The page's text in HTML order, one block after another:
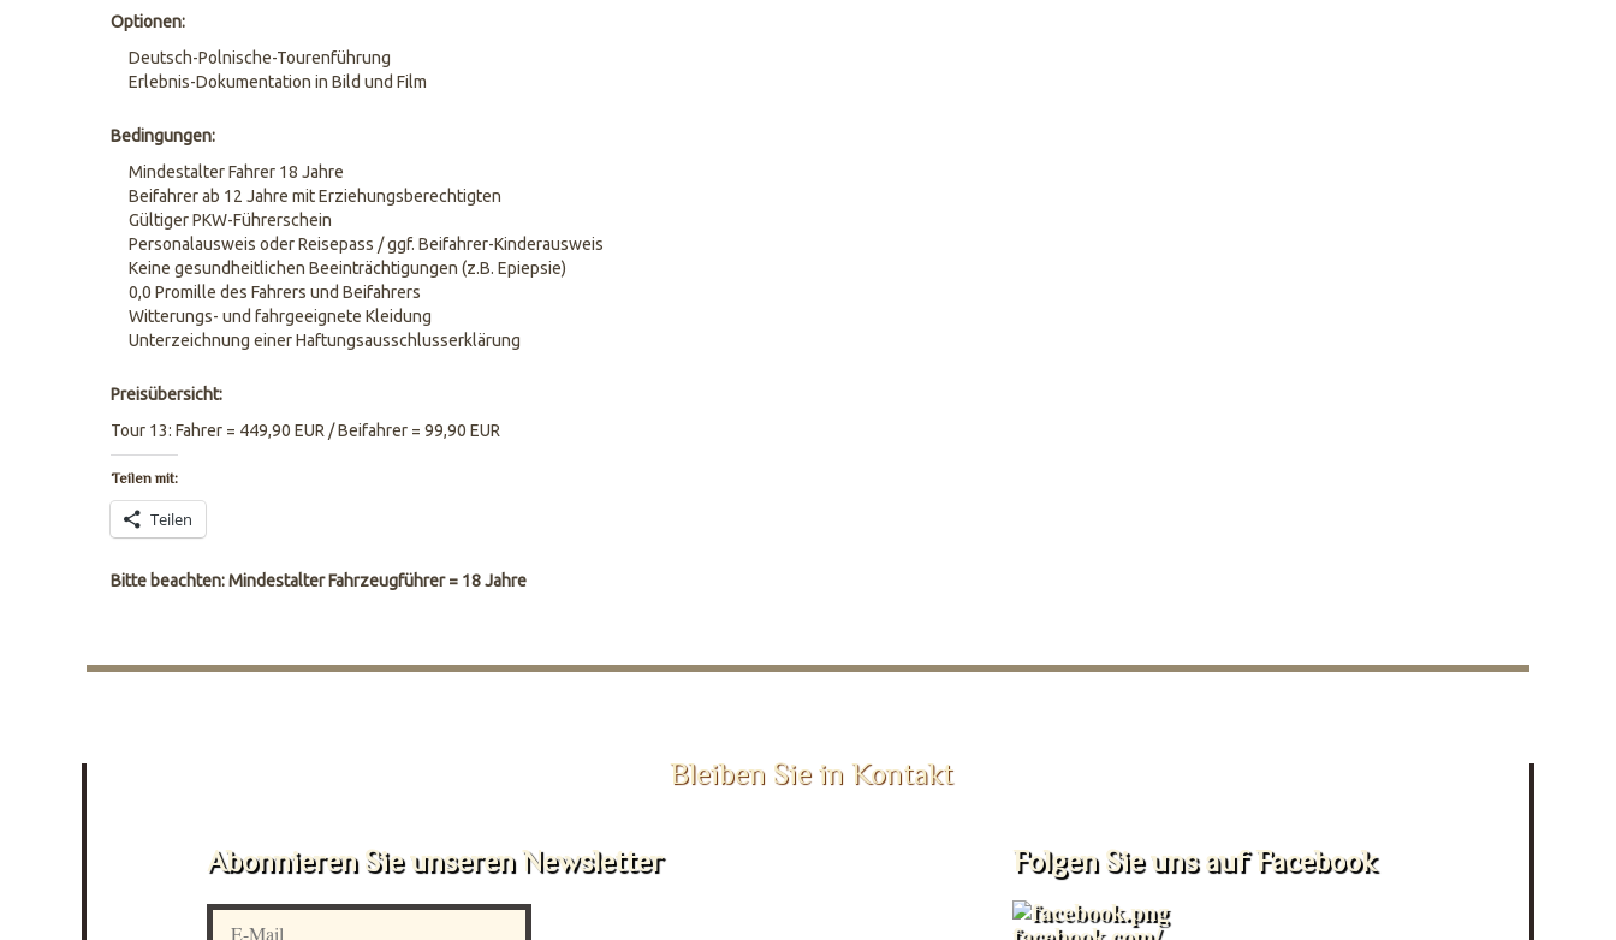
Optionen:
Deutsch-Polnische-Tourenführung
Erlebnis-Dokumentation in Bild und Film
Bedingungen:
Mindestalter Fahrer 18 Jahre
Beifahrer ab 12 Jahre mit Erziehungsberechtigten
Gültiger PKW-Führerschein
Personalausweis oder Reisepass / ggf. Beifahrer-Kinderausweis
Keine gesundheitlichen Beeinträchtigungen (z.B. Epiepsie)
0,0 Promille des Fahrers und Beifahrers
Witterungs- und fahrgeeignete Kleidung
Unterzeichnung einer Haftungsausschlusserklärung
Preisübersicht:
Tour 13: Fahrer = 449,90 EUR / Beifahrer = 99,90 EUR
Teilen mit:
Teilen
Bitte beachten: Mindestalter Fahrzeugführer = 18 Jahre
Bleiben Sie in Kontakt
Abonnieren Sie unseren Newsletter Folgen Sie uns auf Facebook